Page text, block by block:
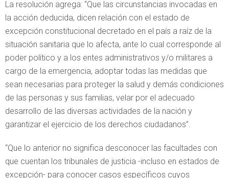
La resolución agrega: “Que las circunstancias invocadas en
la acción deducida, dicen relación con el estado de
excepción constitucional decretado en el país a raíz de la
situación sanitaria que lo afecta, ante lo cual corresponde al
poder político y a los entes administrativos y/o militares a
cargo de la emergencia, adoptar todas las medidas que
sean necesarias para proteger la salud y demás condiciones
de las personas y sus familias, velar por el adecuado
desarrollo de las diversas actividades de la nación y
garantizar el ejercicio de los derechos ciudadanos”.
“Que lo anterior no significa desconocer las facultades con
que cuentan los tribunales de justicia -incluso en estados de
excepción- para conocer casos específicos cuyos